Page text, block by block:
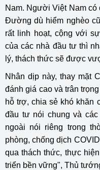
Nam. Người Việt Nam
Đường dù hiểm nghèo
rất linh hoạt, cộng với
của các nhà đầu tư thì
lý, thách thức sẽ được
Nhân dịp này, thay mặt
đánh giá cao và trân
hỗ trợ, chia sẻ khó khăn
đầu tư nói chung và
ngoài nói riêng trong
phòng, chống dịch
qua thách thức, thực
triển bền vững", Thủ